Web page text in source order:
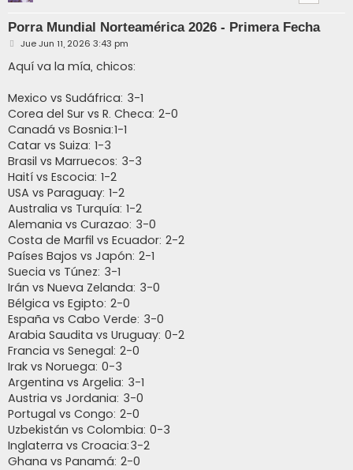
Porra Mundial Norteamérica 2026 - Primera Fecha
M
n
s
j
e
Jue Jun 11, 2026 3:43 pm
Aquí va la mía, chicos:
Mexico vs Sudáfrica: 3-1
Corea del Sur vs R. Checa: 2-0
Canadá vs Bosnia:1-1
Catar vs Suiza: 1-3
Brasil vs Marruecos: 3-3
Haití vs Escocia: 1-2
USA vs Paraguay: 1-2
Australia vs Turquía: 1-2
Alemania vs Curazao: 3-0
Costa de Marfil vs Ecuador: 2-2
Países Bajos vs Japón: 2-1
Suecia vs Túnez: 3-1
Irán vs Nueva Zelanda: 3-0
Bélgica vs Egipto: 2-0
España vs Cabo Verde: 3-0
Arabia Saudita vs Uruguay: 0-2
Francia vs Senegal: 2-0
Irak vs Noruega: 0-3
Argentina vs Argelia: 3-1
Austria vs Jordania: 3-0
Portugal vs Congo: 2-0
Uzbekistán vs Colombia: 0-3
Inglaterra vs Croacia:3-2
Ghana vs Panamá: 2-0